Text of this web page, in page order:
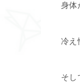
身体
冷え
そし